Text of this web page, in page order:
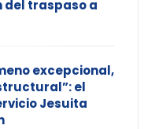
traspaso a
excepcional,
el
Jesuita